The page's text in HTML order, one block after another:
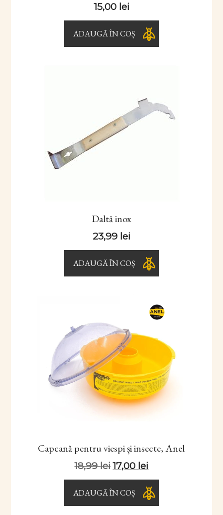
15,00 lei
ADAUGĂ ÎN COȘ
Daltă inox
23,99 lei
ADAUGĂ ÎN COȘ
Capcană pentru viespi și insecte, Anel
18,99lei17,00 lei
ADAUGĂ ÎN COȘ